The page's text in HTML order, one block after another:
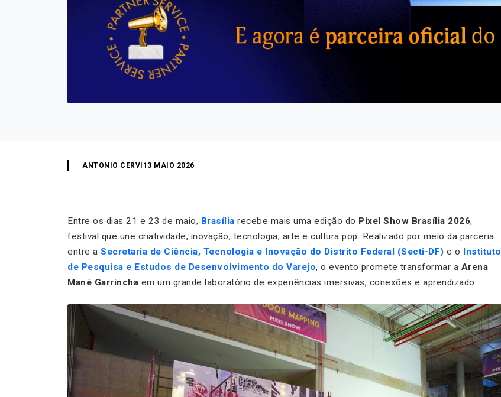
ANTONIO CERVI 13 MAIO 2026
Entre os dias 21 e 23 de maio, Brasília recebe mais uma edição do Pixel Show Brasília 2026,
festival que une criatividade, inovação, tecnologia, arte e cultura pop. Realizado por meio da parceria
entre a Secretaria de Ciência, Tecnologia e Inovação do Distrito Federal (Secti-DF) e o Instituto
de Pesquisa e Estudos de Desenvolvimento do Varejo, o evento promete transformar a Arena
Mané Garrincha em um grande laboratório de experiências imersivas, conexões e aprendizado.